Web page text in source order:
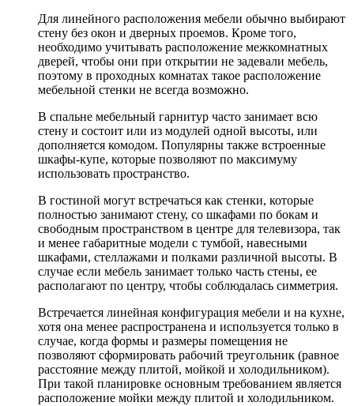
Для линейного расположения мебели обычно выбирают
стену без окон и дверных проемов. Кроме того,
необходимо учитывать расположение межкомнатных
дверей, чтобы они при открытии не задевали мебель,
поэтому в проходных комнатах такое расположение
мебельной стенки не всегда возможно.
В спальне мебельный гарнитур часто занимает всю
стену и состоит или из модулей одной высоты, или
дополняется комодом. Популярны также встроенные
шкафы-купе, которые позволяют по максимуму
использовать пространство.
В гостиной могут встречаться как стенки, которые
полностью занимают стену, со шкафами по бокам и
свободным пространством в центре для телевизора, так
и менее габаритные модели с тумбой, навесными
шкафами, стеллажами и полками различной высоты. В
случае если мебель занимает только часть стены, ее
располагают по центру, чтобы соблюдалась симметрия.
Встречается линейная конфигурация мебели и на кухне,
хотя она менее распространена и используется только в
случае, когда формы и размеры помещения не
позволяют сформировать рабочий треугольник (равное
расстояние между плитой, мойкой и холодильником).
При такой планировке основным требованием является
расположение мойки между плитой и холодильником.